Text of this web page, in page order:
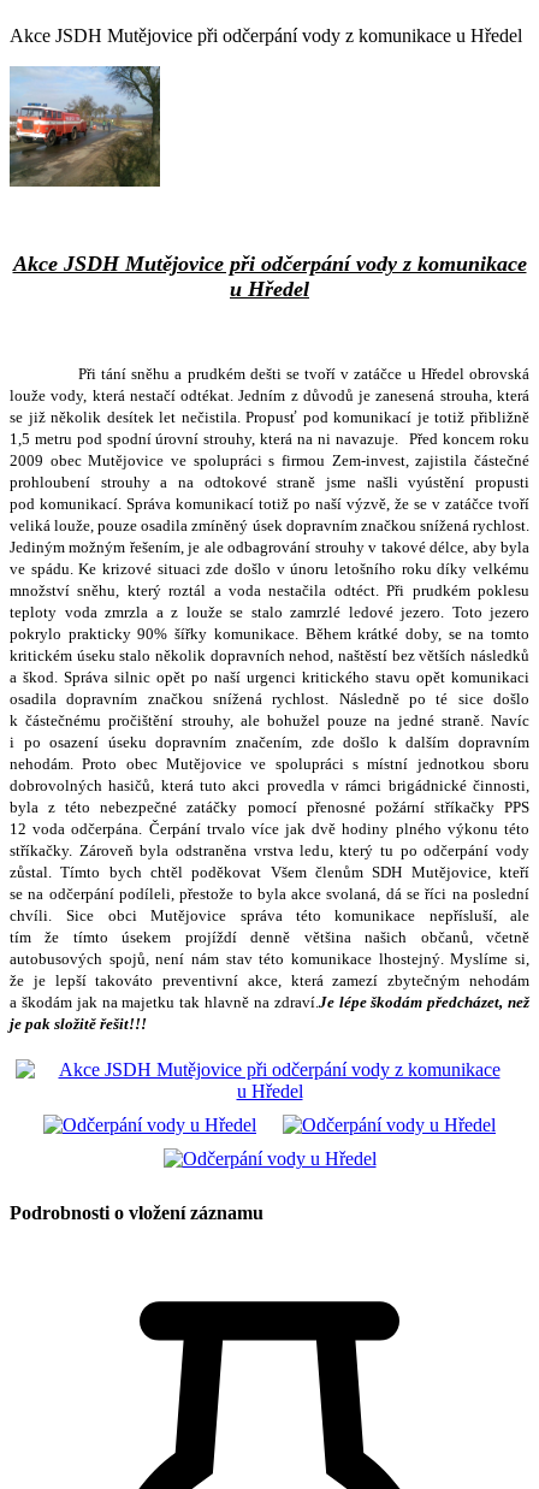
Akce JSDH Mutějovice při odčerpání vody z komunikace u Hředel
Akce JSDH Mutějovice při odčerpání vody z komunikace
u Hředel
Při tání sněhu a prudkém dešti se tvoří v zatáčce u Hředel obrovská
louže vody, která nestačí odtékat. Jedním z důvodů je zanesená strouha, která
se již několik desítek let nečistila. Propusť pod komunikací je totiž přibližně
1,5 metru pod spodní úrovní strouhy, která na ni navazuje.
Před koncem roku
2009 obec Mutějovice ve spolupráci s firmou Zem-invest, zajistila částečné
prohloubení strouhy a na odtokové straně jsme našli vyústění propusti
pod komunikací. Správa komunikací totiž po naší výzvě, že se v zatáčce tvoří
veliká louže, pouze osadila zmíněný úsek dopravním značkou snížená rychlost.
Jediným možným řešením, je ale odbagrování strouhy v takové délce, aby byla
ve spádu.Ke krizové situaci zde došlo v únoru letošního roku díky velkému
množství sněhu, který roztál a voda nestačila odtéct. Při prudkém poklesu
teploty voda zmrzla a z louže se stalo zamrzlé ledové jezero. Toto jezero
pokrylo prakticky 90% šířky komunikace. Během krátké doby, se na tomto
kritickém úseku stalo několik dopravních nehod, naštěstí bez větších následků
a škod. Správa silnic opět po naší urgenci kritického stavu opět komunikaci
osadila dopravním značkou snížená rychlost. Následně po té sice došlo
k částečnému pročištění strouhy, ale bohužel pouze na jedné straně. Navíc
i po osazení úseku dopravním značením, zde došlo k dalším dopravním
nehodám.Proto obec Mutějovice ve spolupráci s místní jednotkou sboru
dobrovolných hasičů, která tuto akci provedla v rámci brigádnické činnosti,
byla z této nebezpečné zatáčky pomocí přenosné požární stříkačky PPS
12 voda odčerpána. Čerpání trvalo více jak dvě hodiny plného výkonu této
stříkačky. Zároveň byla odstraněna vrstva ledu, který tu po odčerpání vody
zůstal. Tímto bych chtěl poděkovat Všem členům SDH Mutějovice, kteří
se na odčerpání podíleli, přestože to byla akce svolaná, dá se říci na poslední
chvíli.
Sice obci Mutějovice správa této komunikace nepřísluší, ale
tím že tímto úsekem projíždí denně většina našich občanů, včetně
autobusových spojů, není nám stav této komunikace lhostejný. Myslíme si,
že je lepší takováto preventivní akce, která zamezí zbytečným nehodám
a škodám jak na majetku tak hlavně na zdraví.Je lépe škodám předcházet, než
je pak složitě řešit!!!
Podrobnosti o vložení záznamu